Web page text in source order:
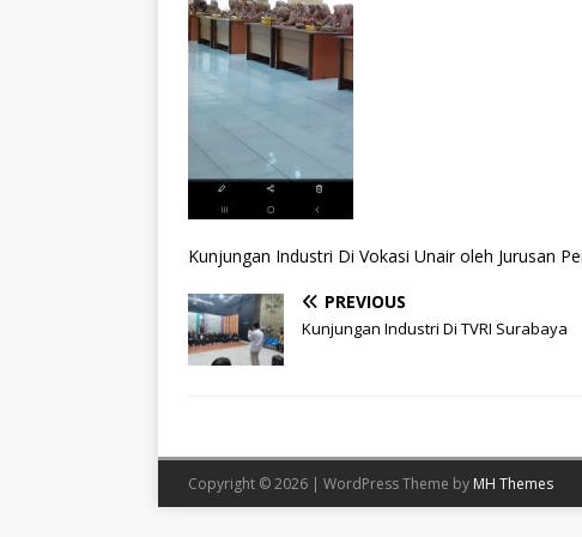
Kunjungan Industri Di Vokasi Unair oleh Jurusan
PREVIOUS
Kunjungan Industri Di TVRI Surabaya
Copyright © 2026 | WordPress Theme by MH Themes